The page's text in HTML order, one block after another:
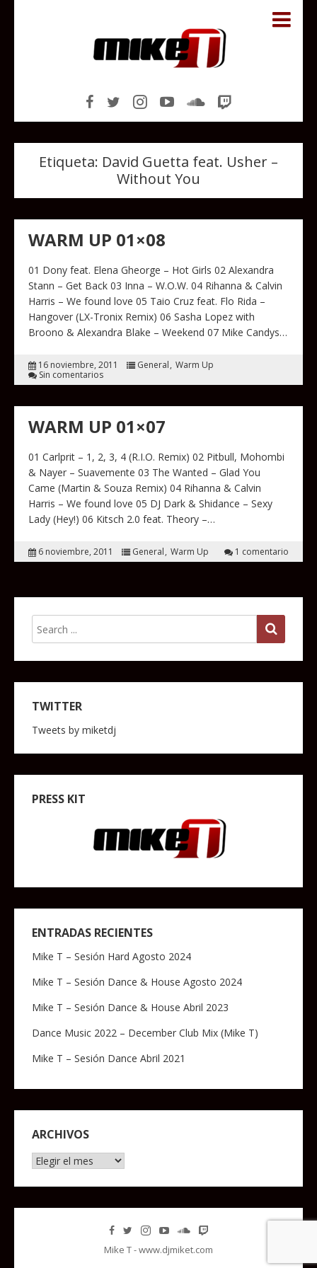
Etiqueta: David Guetta feat. Usher –
Without You
WARM UP 01×08
01 Dony feat. Elena Gheorge – Hot Girls 02 Alexandra
Stann – Get Back 03 Inna – W.O.W. 04 Rihanna & Calvin
Harris – We found love 05 Taio Cruz feat. Flo Rida –
Hangover (LX-Tronix Remix) 06 Sasha Lopez with
Broono & Alexandra Blake – Weekend 07 Mike Candys…
16 noviembre, 2011 General Warm Up
Sin comentarios
WARM UP 01×07
01 Carlprit – 1, 2, 3, 4 (R.I.O. Remix) 02 Pitbull, Mohombi
& Nayer – Suavemente 03 The Wanted – Glad You
Came (Martin & Souza Remix) 04 Rihanna & Calvin
Harris – We found love 05 DJ Dark & Shidance – Sexy
Lady (Hey!) 06 Kitsch 2.0 feat. Theory –…
6 noviembre, 2011 General Warm Up 1 comentario
TWITTER
Tweets by miketdj
PRESS KIT
ENTRADAS RECIENTES
Mike T – Sesión Hard Agosto 2024
Mike T – Sesión Dance & House Agosto 2024
Mike T – Sesión Dance & House Abril 2023
Dance Music 2022 – December Club Mix (Mike T)
Mike T – Sesión Dance Abril 2021
ARCHIVOS
Archivos
Mike T - www.djmiket.com